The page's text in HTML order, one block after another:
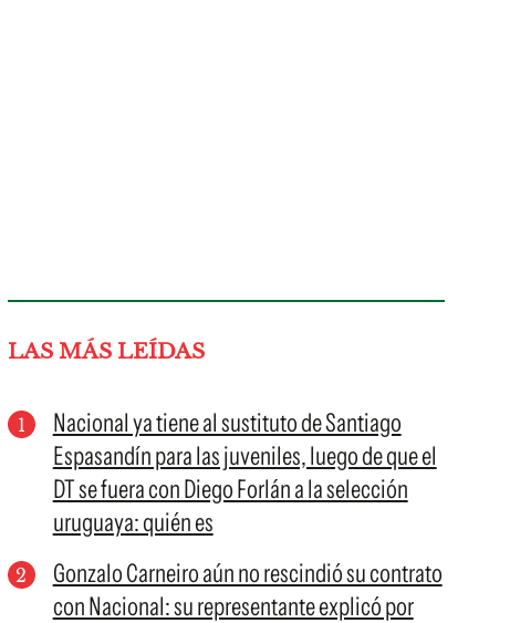
LAS MÁS LEÍDAS
Nacional ya tiene al sustituto de Santiago
Espasandín para las juveniles, luego de que el
DT se fuera con Diego Forlán a la selección
uruguaya: quién es
Gonzalo Carneiro aún no rescindió su contrato
con Nacional: su representante explicó por